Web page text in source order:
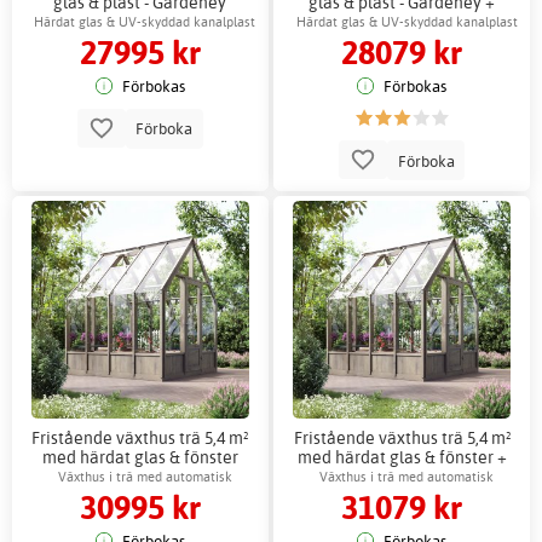
Härdat glas & UV-skyddad kanalplast
27995 kr
Förbokas
Förboka
Växthustillbehör
Härdat glas & UV-skyddad kanalplast
28079 kr
Förbokas
Förboka
Fristående växthus trä 5,4 m²
med härdat glas & fönster
Växthus i trä med automatisk
ventilation
30995 kr
Fristående växthus trä 5,4 m²
med härdat glas & fönster +
Växthustillbehör
Växthus i trä med automatisk
ventilation
31079 kr